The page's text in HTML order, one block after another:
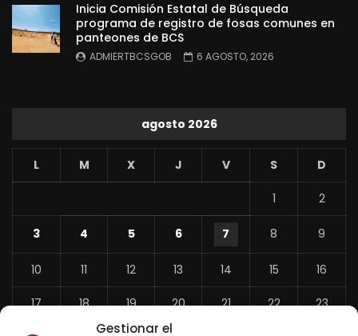
Gestionar el
Inicia Comisión Estatal de Búsqueda
programa de registro de fosas comunes en
panteones de BCS
ADMIERTBCSGOB 6 AGOSTO, 2026
agosto 2026
L M X J V S D
1 2
3 4 5 6 7 8 9
10 11 12 13 14 15 16
17 18 19 20 21 22 23